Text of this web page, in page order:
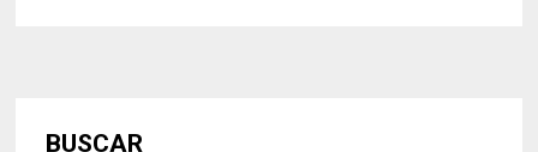
BUSCAR